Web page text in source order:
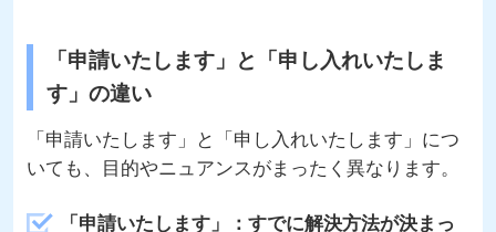
「申請いたします」と「申し入れいたしま
す」の違い
「申請いたします」と「申し入れいたします」につ
いても、目的やニュアンスがまったく異なります。
「申請いたします」：すでに解決方法が決まっ